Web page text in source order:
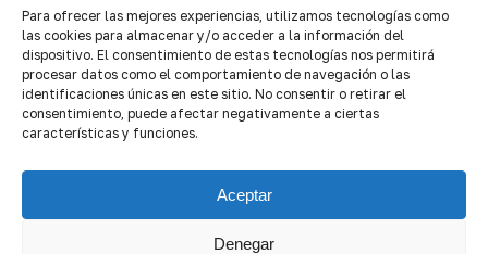
Para ofrecer las mejores experiencias, utilizamos tecnologías como
las cookies para almacenar y/o acceder a la información del
dispositivo. El consentimiento de estas tecnologías nos permitirá
procesar datos como el comportamiento de navegación o las
identificaciones únicas en este sitio. No consentir o retirar el
consentimiento, puede afectar negativamente a ciertas
características y funciones.
Aceptar
Denegar
© 2026 Quality Brokers Valencia.
Equipo de Imagen